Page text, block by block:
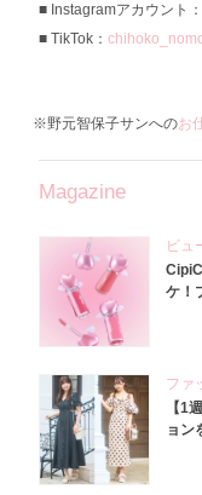
Instagramアカウント：
TikTok：
※野元智保子サンへのお
Magazine
ビュ
ケ！
ファ
【1
ョン